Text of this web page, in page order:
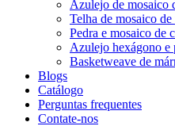
Azulejo de mosaico
Telha de mosaico de
Pedra e mosaico de
Azulejo hexágono e
Basketweave de
Blogs
Catálogo
Perguntas frequentes
Contate-nos